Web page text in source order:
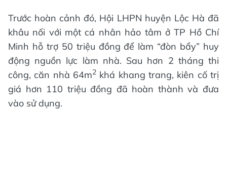
Trước hoàn cảnh đó, Hội LHPN huyện Lộc Hà đã
khâu nối với một cá nhân hảo tâm ở TP Hồ Chí
Minh hỗ trợ 50 triệu đồng để làm “đòn bẩy” huy
động nguồn lực làm nhà. Sau hơn 2 tháng thi
công, căn nhà 64m2 khá khang trang, kiên cố trị
giá hơn 110 triệu đồng đã hoàn thành và đưa
vào sử dụng.